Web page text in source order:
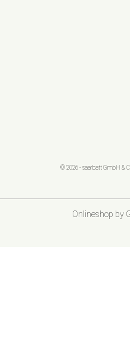
© 2026 - saarbatt GmbH &
Onlineshop by